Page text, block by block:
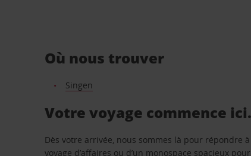
Où nous trouver
Singen
Votre voyage commence ici.
Dès votre arrivée, nous sommes là pour répondre
voyage d’affaires ou d’un monospace spacieux